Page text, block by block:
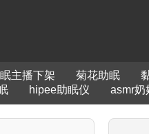
主播下架 菊花助眠
hipee助眠仪 asmr奶